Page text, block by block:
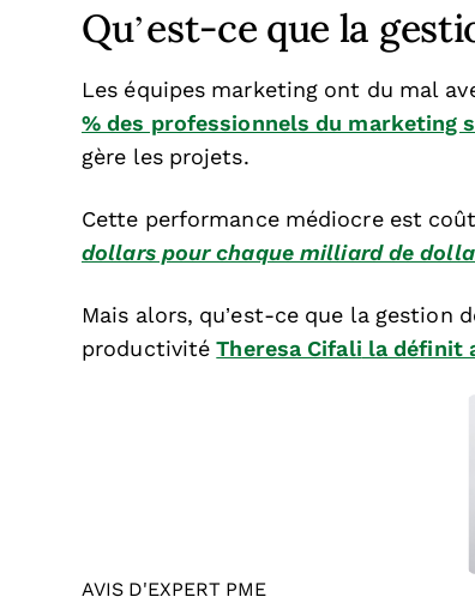
Qu’est-ce que la
Les équipes marketing ont du mal
% des professionnels du marketing
gère les projets.
Cette performance médiocre est
dollars pour chaque milliard de
Mais alors, qu’est-ce que la gestion
productivitéTheresa Cifali la définit
AVIS D'EXPERT PME